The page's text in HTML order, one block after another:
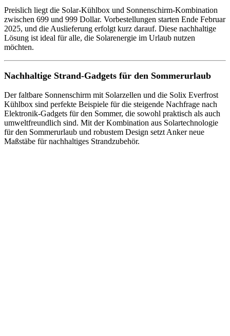
Preislich liegt die Solar-Kühlbox und Sonnenschirm-Kombination
zwischen 699 und 999 Dollar. Vorbestellungen starten Ende Februar
2025, und die Auslieferung erfolgt kurz darauf. Diese nachhaltige
Lösung ist ideal für alle, die Solarenergie im Urlaub nutzen
möchten.
Nachhaltige Strand-Gadgets für den Sommerurlaub
Der faltbare Sonnenschirm mit Solarzellen und die Solix Everfrost
Kühlbox sind perfekte Beispiele für die steigende Nachfrage nach
Elektronik-Gadgets für den Sommer, die sowohl praktisch als auch
umweltfreundlich sind. Mit der Kombination aus Solartechnologie
für den Sommerurlaub und robustem Design setzt Anker neue
Maßstäbe für nachhaltiges Strandzubehör.